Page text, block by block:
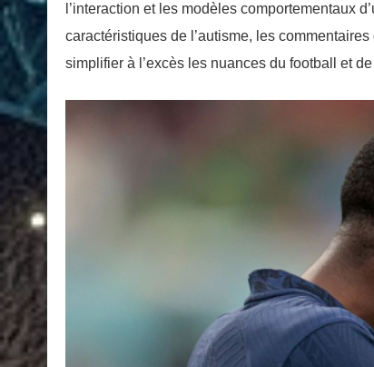
l’interaction et les modèles comportementaux
caractéristiques de l’autisme, les
simplifier à l’excès les nuances du football et de